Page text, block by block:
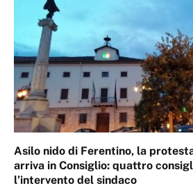
Asilo nido di Ferentino, la
arriva in Consiglio: quattro
l’intervento del sindaco